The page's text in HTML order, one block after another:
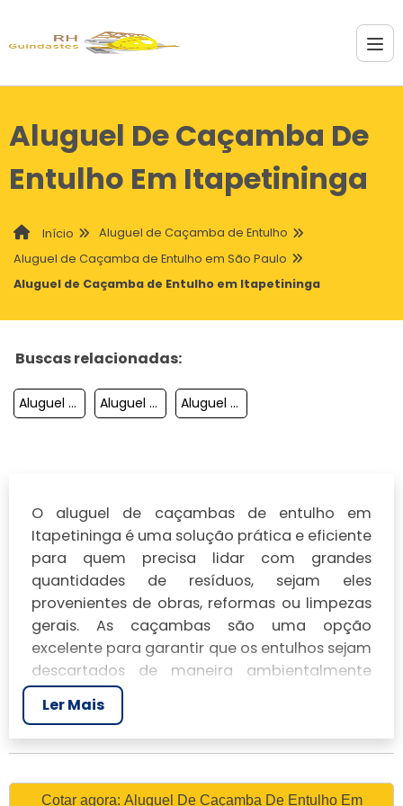
Aluguel De Caçamba De
Entulho Em Itapetininga
Início
Aluguel de Caçamba de Entulho
Aluguel de Caçamba de Entulho em São Paulo
Aluguel de Caçamba de Entulho em Itapetininga
Buscas relacionadas:
Aluguel De Cacamba De Entulho Em Jacarei Aluguel De Cacamba De Entulho Em Braganca Paulista Aluguel De Cacamba De Entulho Em Araraquara
O aluguel de caçambas de entulho em
Itapetininga é uma solução prática e eficiente
para quem precisa lidar com grandes
quantidades de resíduos, sejam eles
provenientes de obras, reformas ou limpezas
gerais. As caçambas são uma opção
excelente para garantir que os entulhos sejam
descartados de maneira ambientalmente
correta, evitando multas e contribuindo para
a sustentabilidade da região.
ALUGUEL DE CAÇAMBA DE
ENTULHO EM
Ler Mais
Cotar agora: Aluguel De Caçamba De Entulho Em